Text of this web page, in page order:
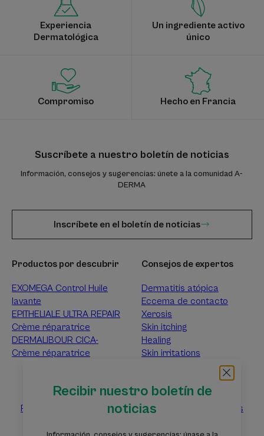
Recibir nuestro boletín de
noticias
Experiencia
Dermatológica
Un ingrediente activo
único
Compromiso Hecho en Francia
Suscríbete a nuestro boletín de noticias
Información, consejos y sugerencias: únete a la comunidad A-
DERMA
Inscríbete en el boletín de noticias
Productos por descubrir
EXOMEGA Control Huile
lavante
EPITHELIALE ULTRA REPAIR
Crème réparatrice
DERMALIBOUR CICA-
Crème réparatrice
Consejos de expertos
Dermatitis atópica
Eccema de contacto
Xerosis
Skin itching
Healing
Skin irritations
Acerca de A-DERMA
Preguntas frecuentesPonte en contacto con nosotros